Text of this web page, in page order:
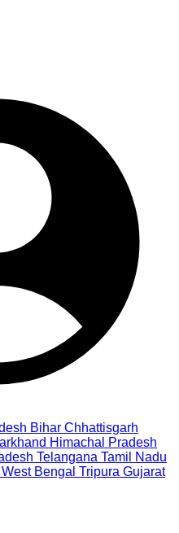
Bihar Chhattisgarh
Himachal Pradesh
Telangana Tamil Nadu
West Bengal Tripura Gujarat